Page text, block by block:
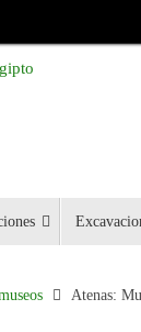
Atenas: